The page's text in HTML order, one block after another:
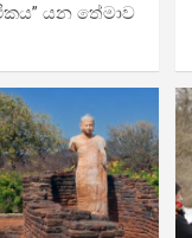
යන තේමාව